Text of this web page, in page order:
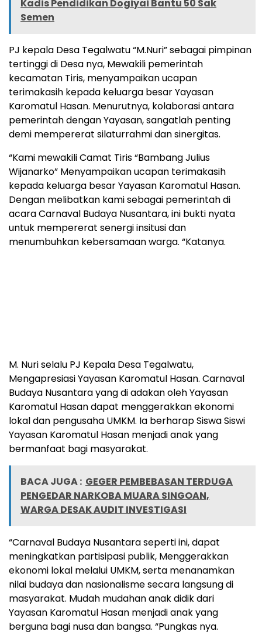
Kadis Pendidikan Dogiyai Bantu 50 Sak
Semen
PJ kepala Desa Tegalwatu “M.Nuri” sebagai pimpinan
tertinggi di Desa nya, Mewakili pemerintah
kecamatan Tiris, menyampaikan ucapan
terimakasih kepada keluarga besar Yayasan
Karomatul Hasan. Menurutnya, kolaborasi antara
pemerintah dengan Yayasan, sangatlah penting
demi mempererat silaturrahmi dan sinergitas.
“Kami mewakili Camat Tiris “Bambang Julius
Wijanarko” Menyampaikan ucapan terimakasih
kepada keluarga besar Yayasan Karomatul Hasan.
Dengan melibatkan kami sebagai pemerintah di
acara Carnaval Budaya Nusantara, ini bukti nyata
untuk mempererat senergi insitusi dan
menumbuhkan kebersamaan warga. “Katanya.
M. Nuri selalu PJ Kepala Desa Tegalwatu,
Mengapresiasi Yayasan Karomatul Hasan. Carnaval
Budaya Nusantara yang di adakan oleh Yayasan
Karomatul Hasan dapat menggerakkan ekonomi
lokal dan pengusaha UMKM. Ia berharap Siswa Siswi
Yayasan Karomatul Hasan menjadi anak yang
bermanfaat bagi masyarakat.
BACA JUGA : GEGER PEMBEBASAN TERDUGA
PENGEDAR NARKOBA MUARA SINGOAN,
WARGA DESAK AUDIT INVESTIGASI
“Carnaval Budaya Nusantara seperti ini, dapat
meningkatkan partisipasi publik, Menggerakkan
ekonomi lokal melalui UMKM, serta menanamkan
nilai budaya dan nasionalisme secara langsung di
masyarakat. Mudah mudahan anak didik dari
Yayasan Karomatul Hasan menjadi anak yang
berguna bagi nusa dan bangsa. “Pungkas nya.